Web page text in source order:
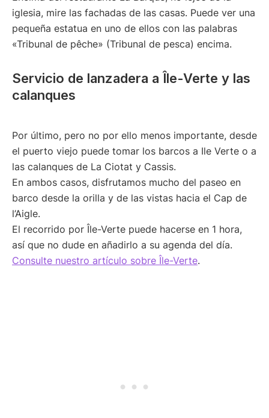
iglesia, mire las fachadas de las casas. Puede ver una
pequeña estatua en uno de ellos con las palabras
«Tribunal de pêche» (Tribunal de pesca) encima.
Servicio de lanzadera a Île-Verte y las
calanques
Por último, pero no por ello menos importante, desde
el puerto viejo puede tomar los barcos a Ile Verte o a
las calanques de La Ciotat y Cassis.
En ambos casos, disfrutamos mucho del paseo en
barco desde la orilla y de las vistas hacia el Cap de
l’Aigle.
El recorrido por Île-Verte puede hacerse en 1 hora,
así que no dude en añadirlo a su agenda del día.
Consulte nuestro artículo sobre Île-Verte.